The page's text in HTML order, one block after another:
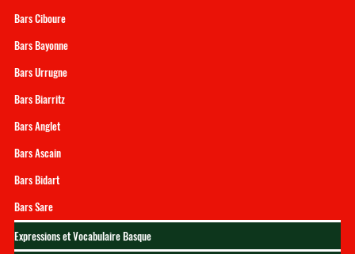
Bars Ciboure
Bars Bayonne
Bars Urrugne
Bars Biarritz
Bars Anglet
Bars Ascain
Bars Bidart
Bars Sare
Expressions et Vocabulaire Basque